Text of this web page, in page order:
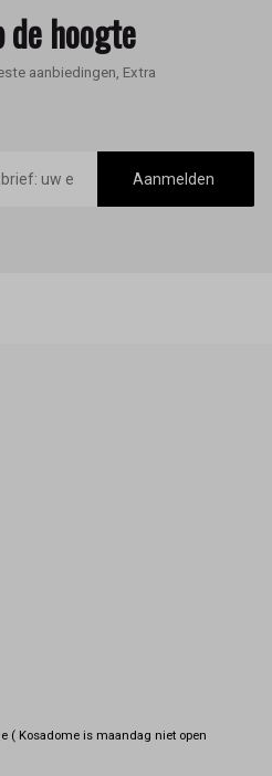
hoogte
aanbiedingen, Extra
Aanmelden
( Kosadome is maandag niet open